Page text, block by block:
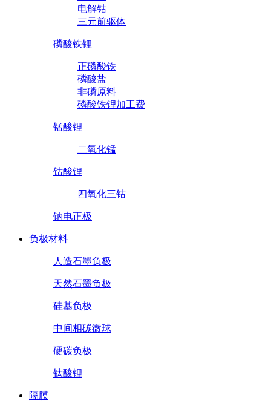
电解钴
三元前驱体
磷酸铁锂
正磷酸铁
磷酸盐
非磷原料
磷酸铁锂加工费
锰酸锂
二氧化锰
钴酸锂
四氧化三钴
钠电正极
负极材料
人造石墨负极
天然石墨负极
硅基负极
中间相碳微球
硬碳负极
钛酸锂
隔膜